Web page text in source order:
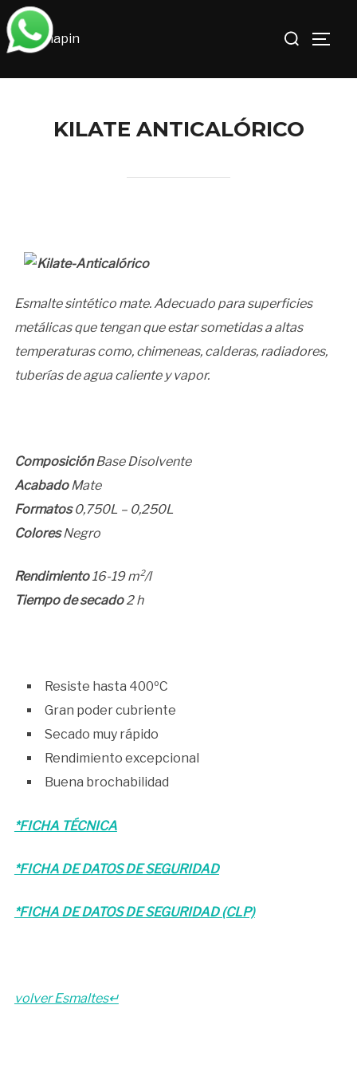
Saltar
al
contenido
KILATE ANTICALÓRICO
Esmalte sintético mate. Adecuado para superficies
metálicas que tengan que estar sometidas a altas
temperaturas como, chimeneas, calderas, radiadores,
tuberías de agua caliente y vapor.
ComposiciónBase Disolvente
AcabadoMate
Formatos0,750L – 0,250L
ColoresNegro
Rendimiento16-19 m²/l
Tiempo de secado2 h
Resiste hasta 400ºC
Gran poder cubriente
Secado muy rápido
Rendimiento excepcional
Buena brochabilidad
*FICHA TÉCNICA
*FICHA DE DATOS DE SEGURIDAD
*FICHA DE DATOS DE SEGURIDAD (CLP)
volver Esmaltes↵